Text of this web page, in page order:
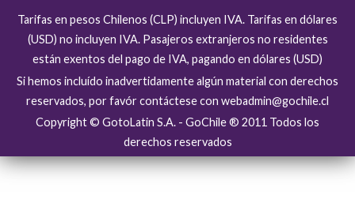
Tarifas en pesos Chilenos (CLP) incluyen IVA. Tarifas en dólares
(USD) no incluyen IVA. Pasajeros extranjeros no residentes
están exentos del pago de IVA, pagando en dólares (USD)
Si hemos incluído inadvertidamente algún material con derechos
reservados, por favór contáctese con webadmin@gochile.cl
Copyright © GotoLatin S.A. - GoChile ® 2011 Todos los
derechos reservados